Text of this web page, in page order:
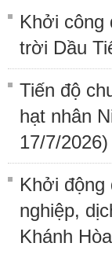
Khởi công
trời Dầu
Tiến độ
hạt nhân
17/7/2026)
Khởi động
nghiệp,
Khánh Hòa